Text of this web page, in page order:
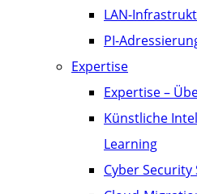
LAN-
PI-
Expertise
Expertise –
Künstliche
Learning
Cyber Security